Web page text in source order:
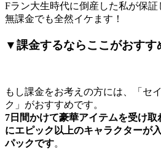
Fラン大生時代に倒産した私が保
無課金でも全然イケます！
▼課金するならここがおすす
もし課金をお考えの方には、「セ
ク」がおすすめです。
7日間かけて豪華アイテムを受け
にエピック以上のキャラクターが
パックです。